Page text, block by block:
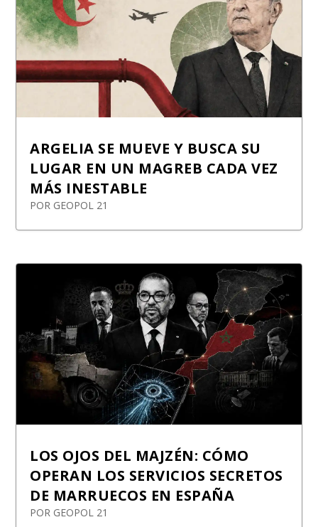
ARGELIA SE MUEVE Y BUSCA SU
LUGAR EN UN MAGREB CADA VEZ
MÁS INESTABLE
POR GEOPOL 21
LOS OJOS DEL MAJZÉN: CÓMO
OPERAN LOS SERVICIOS SECRETOS
DE MARRUECOS EN ESPAÑA
POR GEOPOL 21